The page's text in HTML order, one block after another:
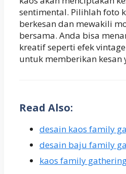
sentimental. Pilihlah foto
berkesan dan mewakili
bersama. Anda bisa
kreatif seperti efek
untuk memberikan kesan
Read Also:
desain kaos family
desain baju family
kaos family